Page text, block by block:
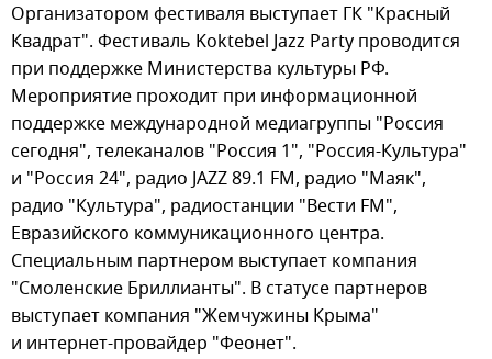
Организатором фестиваля выступает ГК "Красный
Квадрат". Фестиваль Koktebel Jazz Party проводится
при поддержке Министерства культуры РФ.
Мероприятие проходит при информационной
поддержке международной медиагруппы "Россия
сегодня", телеканалов "Россия 1", "Россия-Культура"
и "Россия 24", радио JAZZ 89.1 FM, радио "Маяк",
радио "Культура", радиостанции "Вести FM",
Евразийского коммуникационного центра.
Специальным партнером выступает компания
"Смоленские Бриллианты". В статусе партнеров
выступает компания "Жемчужины Крыма"
и интернет-провайдер "Феонет".